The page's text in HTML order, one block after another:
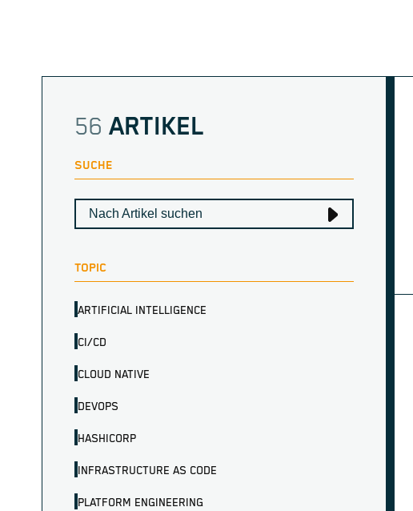
56 ARTIKEL
SUCHE
TOPIC
ARTIFICIAL INTELLIGENCE
CI/CD
CLOUD NATIVE
DEVOPS
HASHICORP
INFRASTRUCTURE AS CODE
PLATFORM ENGINEERING